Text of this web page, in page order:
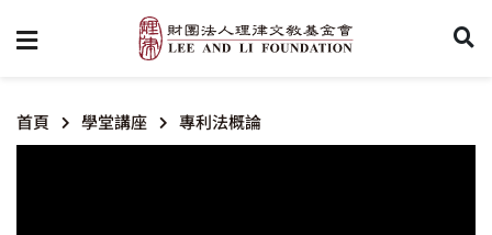
首頁 學堂講座 專利法概論